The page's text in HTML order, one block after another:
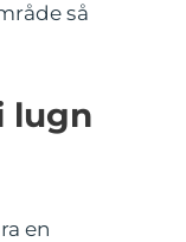
så
lugn
en